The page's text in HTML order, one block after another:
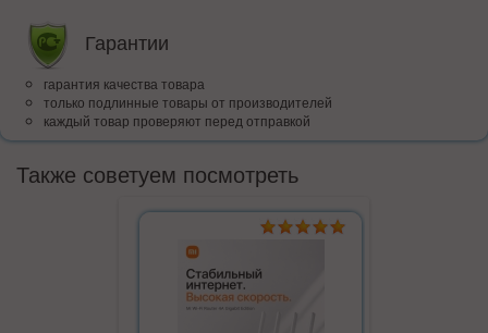
Гарантии
гарантия качества товара
только подлинные товары от производителей
каждый товар проверяют перед отправкой
Также советуем посмотреть